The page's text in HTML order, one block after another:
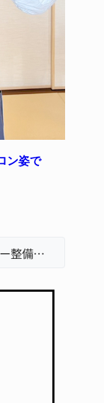
ン姿で
名張市、給食センター整備へ実施計画案 14小学校集約の年次計画も